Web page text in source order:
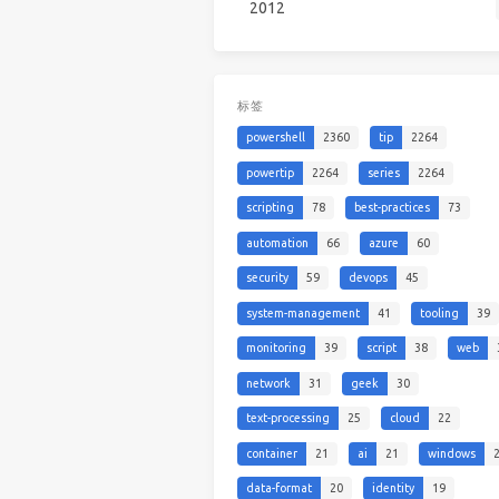
2012
标签
powershell 2360 tip 2264
powertip 2264 series 2264
scripting 78 best-practices 73
automation 66 azure 60
security 59 devops 45
system-management 41 tooling 39
monitoring 39 script 38 web
network 31 geek 30
text-processing 25 cloud 22
container 21 ai 21 windows
data-format 20 identity 19